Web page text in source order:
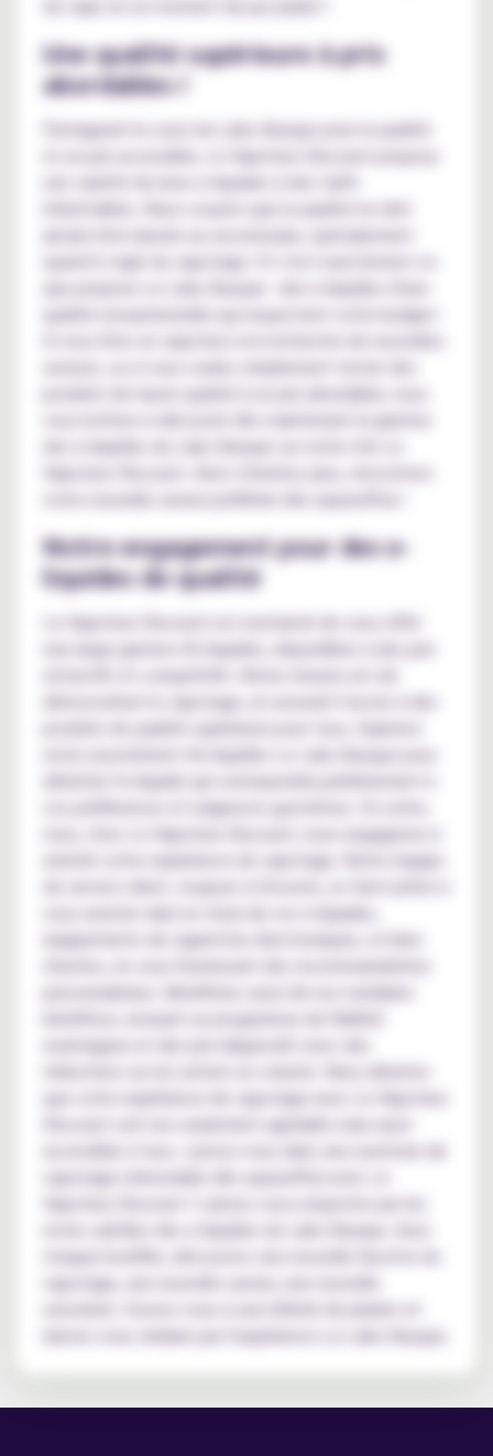
Une qualité supérieure à prix
abordables !
Partageant le souci du Labo Basque pour la qualité
et un prix accessible, Le Vapoteur Discount propose
une variété de leurs e-liquides à des tarifs
imbattables. Nous croyons que la qualité ne doit
quand il s'agit du vapotage. Et c'est exactement ce
que propose Le Labo Basque : des e-liquides d'une
qualité exceptionnelle qui respectent votre budget.
Si vous êtes un vapoteur à la recherche de nouvelles
saveurs, ou si vous voulez simplement tester des
produits de haute qualité à un prix abordable, nous
vous invitons à découvrir dès maintenant la gamme
des e-liquides du Labo Basque sur notre site Le
Vapoteur Discount. Alors n'hésitez plus, rencontrez
Notre engagement pour des e-
liquides de qualité
Le Vapoteur Discount est enchanté de vous offrir
une large gamme d'e-liquides, disponibles à des prix
démocratiser le vapotage, en assurant l'accès à des
produits de qualité supérieure pour tous. Explorez
vos préférences et exigences gustatives. En outre,
nous, chez Le Vapoteur Discount, nous engageons à
enrichir votre expérience de vapotage. Notre équipe
vous assister dans le choix de vos e-liquides,
équipements de cigarettes électroniques, et bien
bénéfices, incluant un programme de fidélité
avantageux et des prix dégressifs avec des
réductions sur les achats en volume. Nous désirons
que votre expérience de vapotage avec Le Vapoteur
Discount soit non seulement agréable mais aussi
vapotage mémorable dès aujourd'hui avec Le
chaque bouffée, découvrez une nouvelle facette du
vapotage, une nouvelle saveur, une nouvelle
sensation. Ouvrez-vous à une infinité de plaisirs et
laissez-vous séduire par l'expérience Le Labo Basque.